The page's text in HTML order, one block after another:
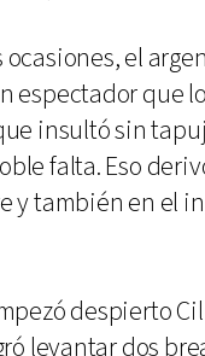
ocasiones, el
espectador que
insultó sin
falta. Eso
y también en el
despierto
levantar dos